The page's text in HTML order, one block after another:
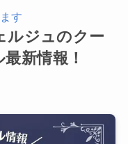
す
ルジュのクー
新情報！